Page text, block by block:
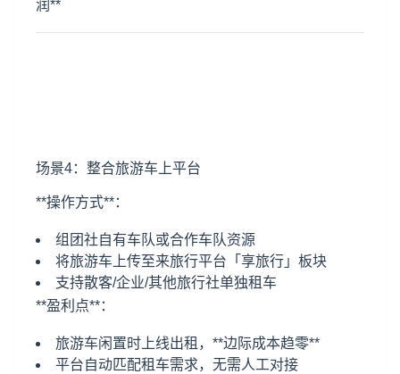
润**
场景4：整合旅游车上平台
**操作方式**：
组团社自有车队或合作车队资源
将旅游车上传至来旅行平台「享旅行」板块
支持散客/企业/其他旅行社单独租车
**盈利点**：
旅游车闲置时上线出租，**边际成本趋零**
平台自动匹配租车需求，无需人工对接